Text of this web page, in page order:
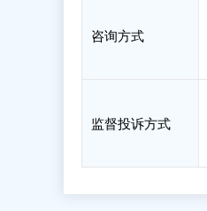
咨询方式
监督投诉方式